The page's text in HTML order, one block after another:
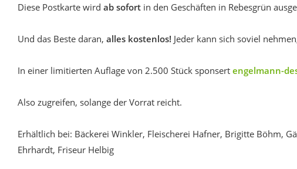
Diese Postkarte wird ab sofort in den Geschäften in Rebesgrün
Und das Beste daran, alles kostenlos! Jeder kann sich soviel
In einer limitierten Auflage von 2.500 Stück sponsert engelmann-
Also zugreifen, solange der Vorrat reicht.
Erhältlich bei: Bäckerei Winkler, Fleischerei Hafner, Brigitte Böhm,
Ehrhardt, Friseur Helbig